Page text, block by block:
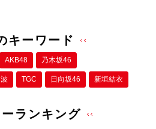
キーワード
AKB48 乃木坂46
TGC 日向坂46 新垣結衣
ランキング